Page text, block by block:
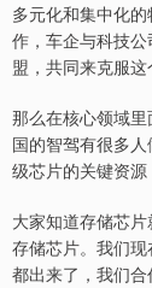
多元化和集中化
作，车企与科技
盟，共同来克服这
那么在核心领域
国的智驾有很多
级芯片的关键资源
大家知道存储芯
存储芯片。我们
都出来了，我们合